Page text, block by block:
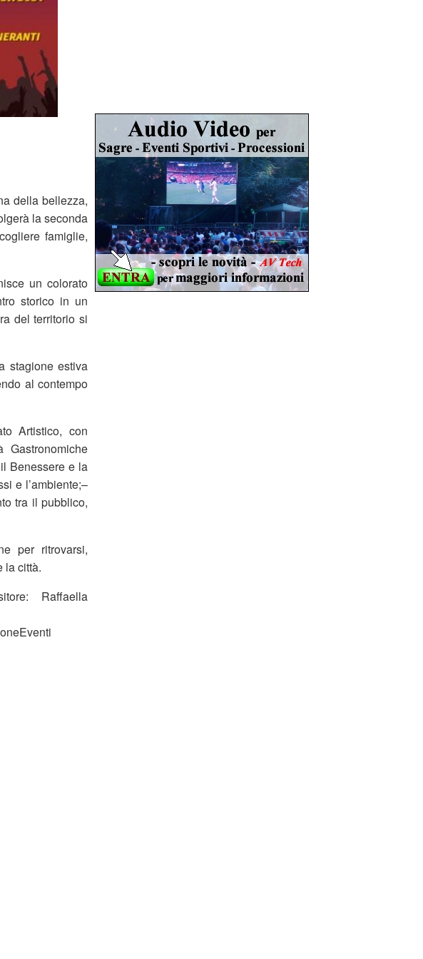
della bellezza,
la seconda
famiglie,
un colorato
storico in un
del territorio si
stagione estiva
al contempo
Artistico, con
Benessere e la
e l’ambiente;–
tra il pubblico,
per ritrovarsi,
la città.
Raffaella